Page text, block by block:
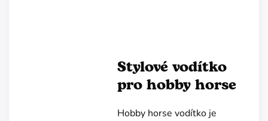
Stylové vodítko
pro hobby horse
Hobby horse vodítko je